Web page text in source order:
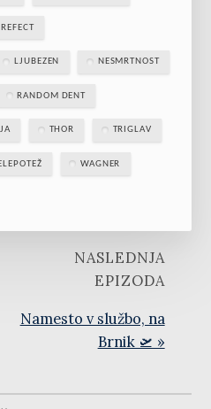
LJUBEZEN NESMRTNOST
RANDOM DENT
THOR TRIGLAV
WAGNER
NASLEDNJA
EPIZODA
Namesto v službo, na
Brnik 🛫 »